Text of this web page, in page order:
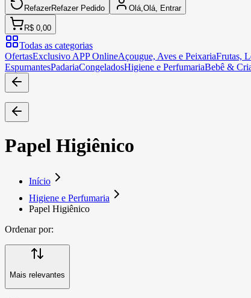
RefazerRefazer Pedido Olá, Olá, Entrar
R$ 0,00
Todas as categorias
OfertasExclusivo APP OnlineAçougue, Aves e PeixariaFrutas,
EspumantesPadariaCongeladosHigiene e PerfumariaBebê &
Papel Higiênico
Início
Higiene e Perfumaria
Papel Higiênico
Ordenar por:
Mais relevantes